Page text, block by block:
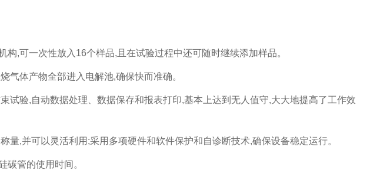
构,可一次性放入16个样品,且在试验过程中还可随时继续添加样品。
气体产物全部进入电解池,确保快而准确。
试验,自动数据处理、数据保存和报表打印,基本上达到无人值守,大大地提高了工作效
量,并可以灵活利用;采用多项硬件和软件保护和自诊断技术,确保设备稳定运行。
碳管的使用时间。